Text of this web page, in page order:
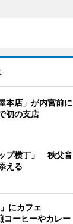
本店」が内宮前に
初の支店
プ横丁」 秩父音
える
にカフェ
コーヒーやカレー